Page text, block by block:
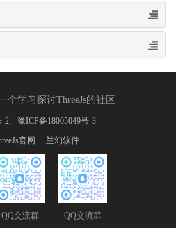
个学习探讨ThreeJs的社区
2、豫ICP备18005049号-3
官网 兰幻软件
QQ交流群 QQ交流群